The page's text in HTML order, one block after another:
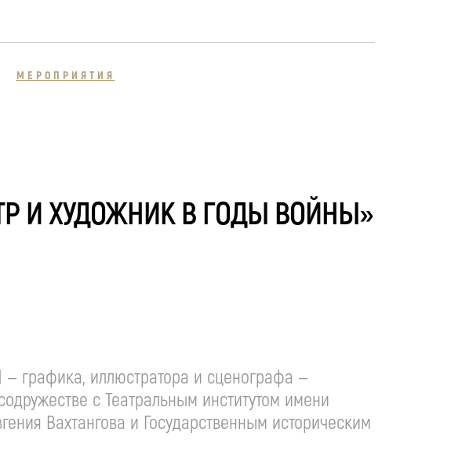
МЕРОПРИЯТИЯ
И ХУДОЖНИК В ГОДЫ ВОЙНЫ»
— графика, иллюстратора и сценографа —
с Театральным институтом имени
Вахтангова и Государственным историческим